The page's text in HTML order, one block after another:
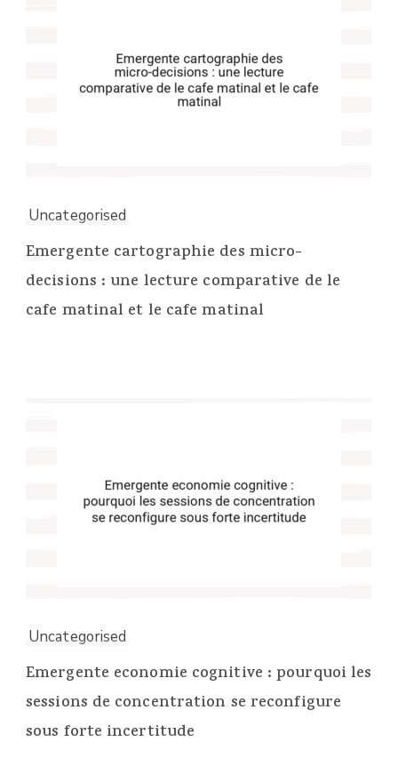
Uncategorised
Emergente cartographie des micro-
decisions : une lecture comparative de le
cafe matinal et le cafe matinal
Uncategorised
Emergente economie cognitive : pourquoi les
sessions de concentration se reconfigure
sous forte incertitude